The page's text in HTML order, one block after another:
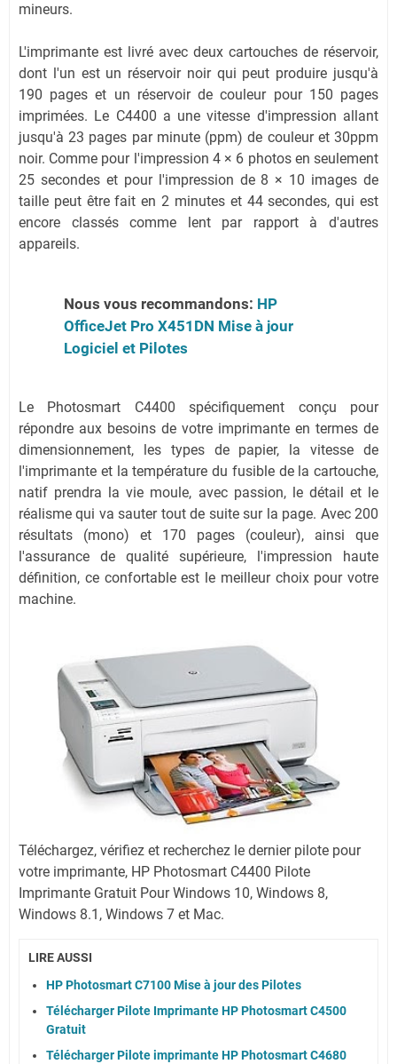
mineurs.
L'imprimante est livré avec deux cartouches de réservoir,
dont l'un est un réservoir noir qui peut produire jusqu'à
190 pages et un réservoir de couleur pour 150 pages
imprimées. Le C4400 a une vitesse d'impression allant
jusqu'à 23 pages par minute (ppm) de couleur et 30ppm
noir. Comme pour l'impression 4 × 6 photos en seulement
25 secondes et pour l'impression de 8 × 10 images de
taille peut être fait en 2 minutes et 44 secondes, qui est
encore classés comme lent par rapport à d'autres
appareils.
Nous vous recommandons: HP
OfficeJet Pro X451DN Mise à jour
Logiciel et Pilotes
Le Photosmart C4400 spécifiquement conçu pour
répondre aux besoins de votre imprimante en termes de
dimensionnement, les types de papier, la vitesse de
l'imprimante et la température du fusible de la cartouche,
natif prendra la vie moule, avec passion, le détail et le
réalisme qui va sauter tout de suite sur la page. Avec 200
résultats (mono) et 170 pages (couleur), ainsi que
l'assurance de qualité supérieure, l'impression haute
définition, ce confortable est le meilleur choix pour votre
machine.
Téléchargez, vérifiez et recherchez le dernier pilote pour
votre imprimante, HP Photosmart C4400 Pilote
Imprimante Gratuit Pour Windows 10, Windows 8,
Windows 8.1, Windows 7 et Mac.
LIRE AUSSI
HP Photosmart C7100 Mise à jour des Pilotes
Télécharger Pilote Imprimante HP Photosmart C4500
Gratuit
Télécharger Pilote imprimante HP Photosmart C4680